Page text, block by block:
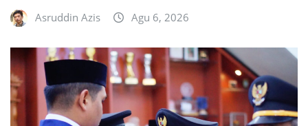
Asruddin Azis Agu 6, 2026